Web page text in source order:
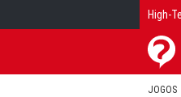
High-
JOGOS